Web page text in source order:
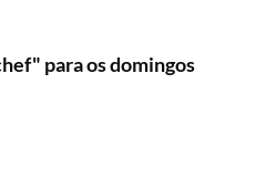
para os domingos